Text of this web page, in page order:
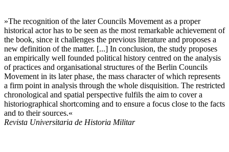
»The recognition of the later Councils Movement as a proper
historical actor has to be seen as the most remarkable achievement of
the book, since it challenges the previous literature and proposes a
new definition of the matter. [...] In conclusion, the study proposes
an empirically well founded political history centred on the analysis
of practices and organisational structures of the Berlin Councils
Movement in its later phase, the mass character of which represents
a firm point in analysis through the whole disquisition. The restricted
chronological and spatial perspective fulfils the aim to cover a
historiographical shortcoming and to ensure a focus close to the facts
and to their sources.«
Revista Universitaria de Historia Militar